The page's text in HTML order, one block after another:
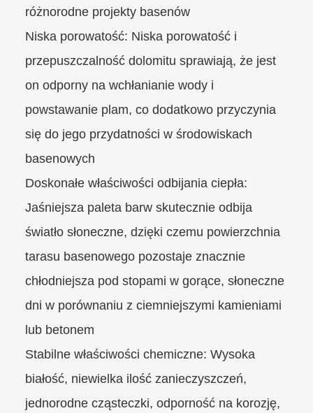
różnorodne projekty basenów
Niska porowatość: Niska porowatość i
przepuszczalność dolomitu sprawiają, że jest
on odporny na wchłanianie wody i
powstawanie plam, co dodatkowo przyczynia
się do jego przydatności w środowiskach
basenowych
Doskonałe właściwości odbijania ciepła:
Jaśniejsza paleta barw skutecznie odbija
światło słoneczne, dzięki czemu powierzchnia
tarasu basenowego pozostaje znacznie
chłodniejsza pod stopami w gorące, słoneczne
dni w porównaniu z ciemniejszymi kamieniami
lub betonem
Stabilne właściwości chemiczne: Wysoka
białość, niewielka ilość zanieczyszczeń,
jednorodne cząsteczki, odporność na korozję,